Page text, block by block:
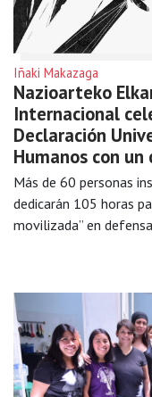
Iñaki Makazaga
Nazioarteko
Internacional
Declaración
Humanos con un
Más de 60 personas
dedicarán 105 horas
movilizada” en